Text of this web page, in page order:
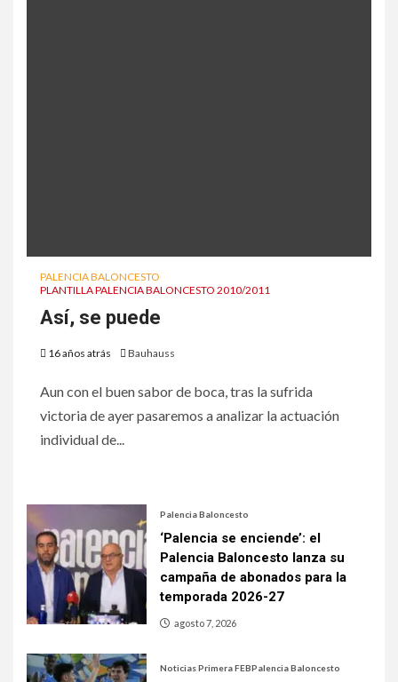
PALENCIA BALONCESTO
PLANTILLA PALENCIA BALONCESTO 2010/2011
Así, se puede
16 años atrás Bauhauss
Aun con el buen sabor de boca, tras la sufrida
victoria de ayer pasaremos a analizar la actuación
individual de...
Palencia Baloncesto
‘Palencia se enciende’: el
Palencia Baloncesto lanza su
campaña de abonados para la
temporada 2026-27
agosto 7, 2026
Noticias Primera FEBPalencia Baloncesto